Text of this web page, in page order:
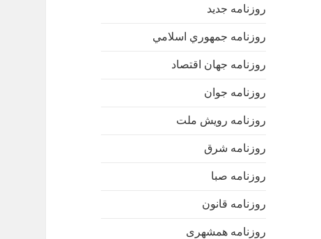
روزنامه جدید
روزنامه جمهوري اسلامي
روزنامه جهان اقتصاد
روزنامه جوان
روزنامه رویش ملت
روزنامه شرق
روزنامه صبا
روزنامه قانون
روزنامه همشهری